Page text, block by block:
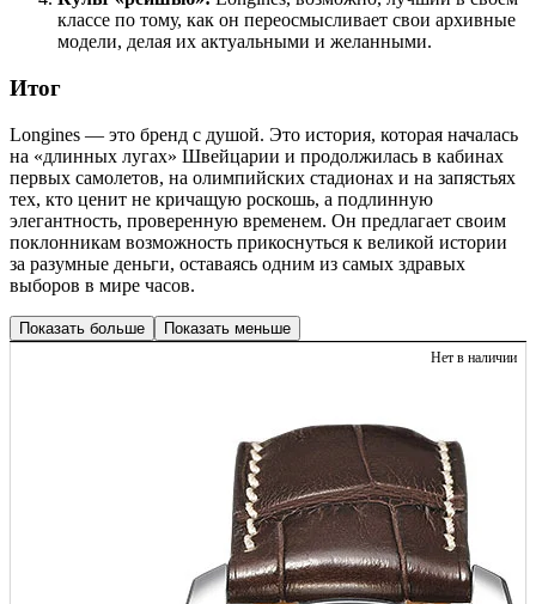
классе по тому, как он переосмысливает свои архивные
модели, делая их актуальными и желанными.
Итог
Longines — это бренд с душой. Это история, которая началась
на «длинных лугах» Швейцарии и продолжилась в кабинах
первых самолетов, на олимпийских стадионах и на запястьях
тех, кто ценит не кричащую роскошь, а подлинную
элегантность, проверенную временем. Он предлагает своим
поклонникам возможность прикоснуться к великой истории
за разумные деньги, оставаясь одним из самых здравых
выборов в мире часов.
Показать больше Показать меньше
Нет в наличии